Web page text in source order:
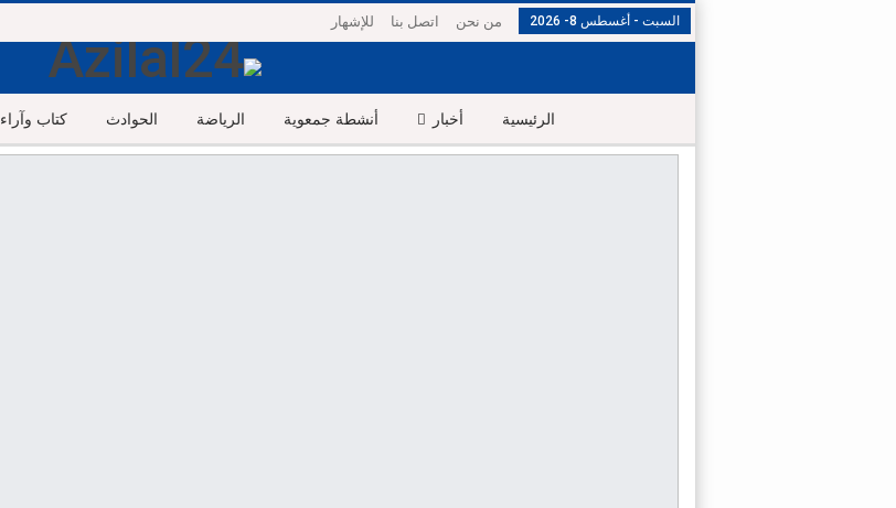
السبت - أغسطس 8- 2026 من نحن اتصل بنا للإشهار
الرئيسية أخبار أنشطة جمعوية الرياضة الحوادث كتاب وآراء